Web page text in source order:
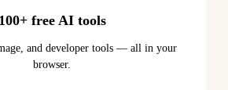
100+ free AI tools
and developer tools — all in your
browser.